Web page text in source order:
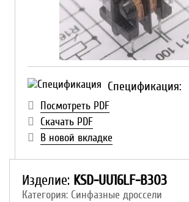
Спецификация:
Посмотреть PDF
Скачать PDF
В новой вкладке
Изделие: KSD-UU16LF-B303
Категория: Синфазные дроссели